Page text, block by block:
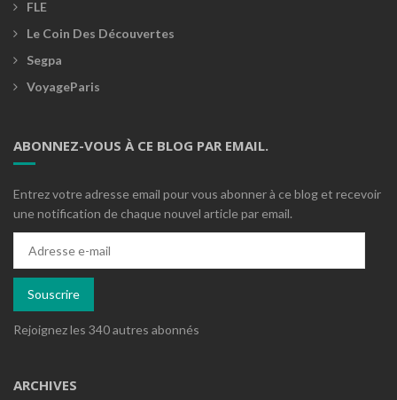
FLE
Le Coin Des Découvertes
Segpa
VoyageParis
ABONNEZ-VOUS À CE BLOG PAR EMAIL.
Entrez votre adresse email pour vous abonner à ce blog et recevoir
une notification de chaque nouvel article par email.
mail
Souscrire
Rejoignez les 340 autres abonnés
ARCHIVES